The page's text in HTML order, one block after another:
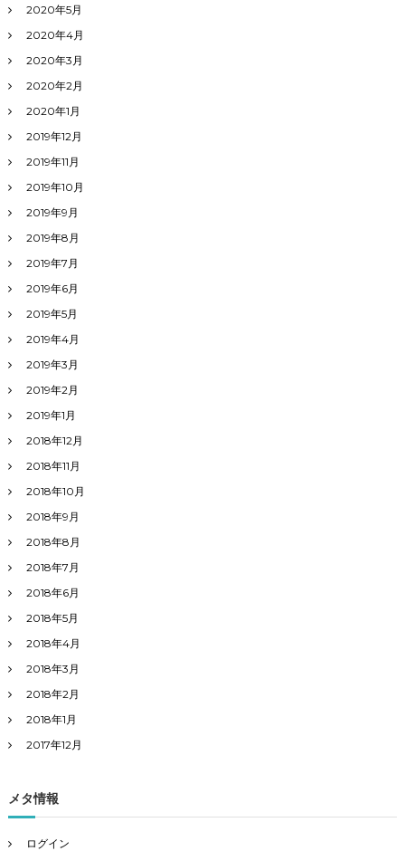
2020年5月
2020年4月
2020年3月
2020年2月
2020年1月
2019年12月
2019年11月
2019年10月
2019年9月
2019年8月
2019年7月
2019年6月
2019年5月
2019年4月
2019年3月
2019年2月
2019年1月
2018年12月
2018年11月
2018年10月
2018年9月
2018年8月
2018年7月
2018年6月
2018年5月
2018年4月
2018年3月
2018年2月
2018年1月
2017年12月
メタ情報
ログイン